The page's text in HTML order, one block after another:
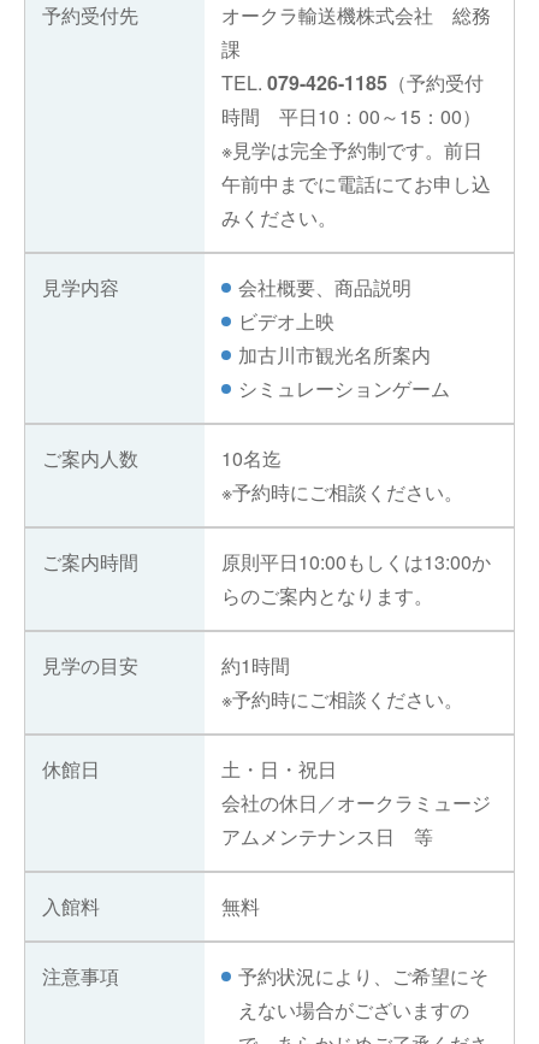
予約受付先
オークラ輸送機株式会社 総務
課
TEL. 079-426-1185 （予約受付
時間 平日10：00～15：00）
※見学は完全予約制です。前日
午前中までに電話にてお申し込
みください。
見学内容
会社概要、商品説明
ビデオ上映
加古川市観光名所案内
シミュレーションゲーム
ご案内人数
10名迄
※予約時にご相談ください。
ご案内時間
原則平日10:00もしくは13:00か
らのご案内となります。
見学の目安
約1時間
※予約時にご相談ください。
休館日
土・日・祝日
会社の休日／オークラミュージ
アムメンテナンス日 等
入館料 無料
注意事項
予約状況により、ご希望にそ
えない場合がございますの